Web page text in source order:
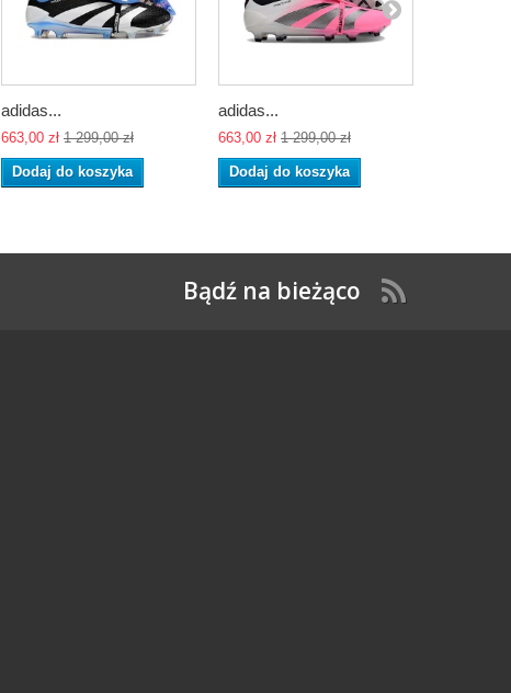
adidas...
663,00 zł 1 299,00 zł
Dodaj do koszyka
adidas...
663,00 zł 1 299,00 zł
Dodaj do koszyka
Bądź na bieżąco